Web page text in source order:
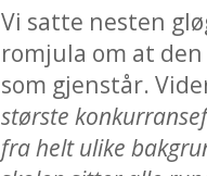
Vi satte nesten
romjula om at
som gjenstår.
største
fra helt ulike